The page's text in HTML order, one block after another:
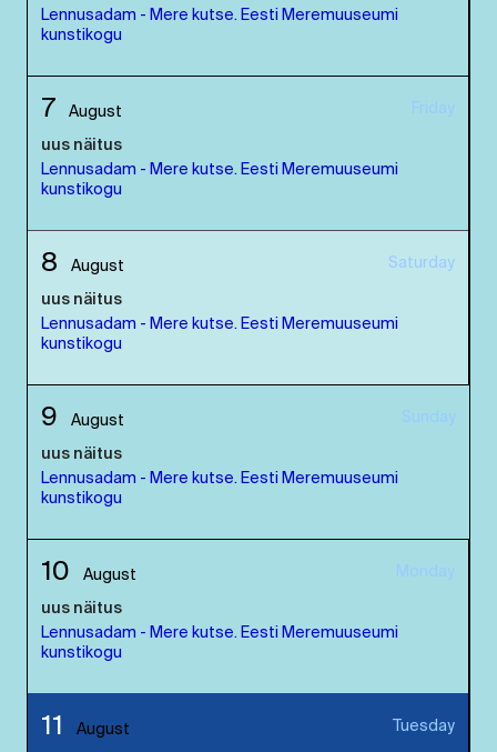
Lennusadam - Mere kutse. Eesti Meremuuseumi
kunstikogu
7 August Friday
uus näitus
Lennusadam - Mere kutse. Eesti Meremuuseumi
kunstikogu
8 August Saturday
uus näitus
Lennusadam - Mere kutse. Eesti Meremuuseumi
kunstikogu
9 August Sunday
uus näitus
Lennusadam - Mere kutse. Eesti Meremuuseumi
kunstikogu
10 August Monday
uus näitus
Lennusadam - Mere kutse. Eesti Meremuuseumi
kunstikogu
11 August Tuesday